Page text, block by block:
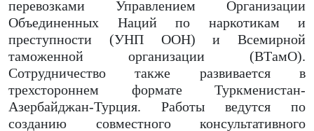
перевозками Управлением Организации
Объединенных Наций по наркотикам и
преступности (УНП ООН) и Всемирной
таможенной организации (ВТамО).
Сотрудничество также развивается в
трехстороннем формате Туркменистан-
Азербайджан-Турция. Работы ведутся по
созданию совместного консультативного